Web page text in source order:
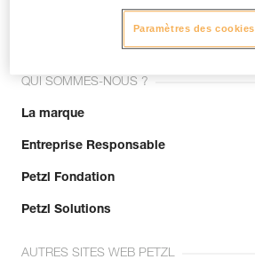
QUI SOMMES-NOUS ?
La marque
Entreprise Responsable
Petzl Fondation
Petzl Solutions
AUTRES SITES WEB PETZL
Paramètres des cookies